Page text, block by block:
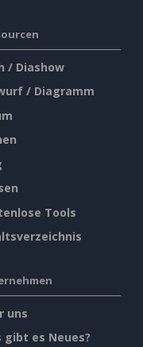
/ Diashow
/ Diagramm
Tools
uns
gibt es Neues?